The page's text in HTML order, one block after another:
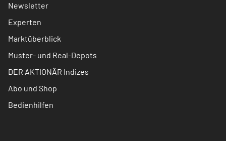
Newsletter
Experten
Marktüberblick
Muster- und Real-Depots
DER AKTIONÄR Indizes
Abo und Shop
Bedienhilfen